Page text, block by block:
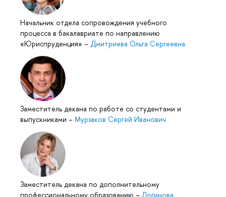
Начальник отдела сопровождения учебного
процесса в бакалавриате по направлению
«Юриспруденция» – Дмитриева Ольга Сергеевна
Заместитель декана по работе со студентами и
выпускниками – Мурзаков Сергей Иванович
Заместитель декана по дополнительному
профессиональному образованию – Логинова